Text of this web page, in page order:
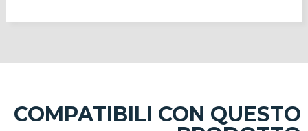
COMPATIBILI CON QUESTO